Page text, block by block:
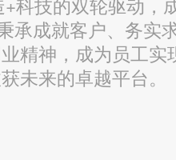
承成就客户、务实
精神，成为员工实
未来的卓越平台。